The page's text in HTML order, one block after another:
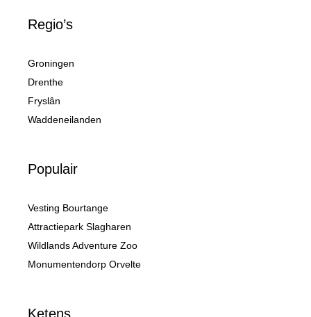
Regio’s
Groningen
Drenthe
Fryslân
Waddeneilanden
Populair
Vesting Bourtange
Attractiepark Slagharen
Wildlands Adventure Zoo
Monumentendorp Orvelte
Ketens